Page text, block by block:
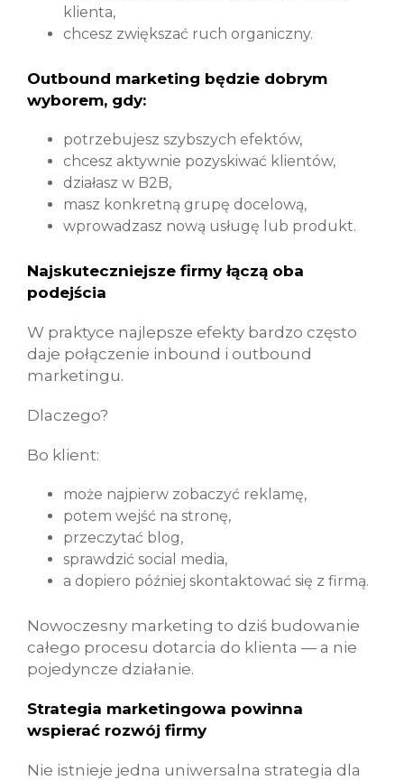
klienta,
chcesz zwiększać ruch organiczny.
Outbound marketing będzie dobrym
wyborem, gdy:
potrzebujesz szybszych efektów,
chcesz aktywnie pozyskiwać klientów,
działasz w B2B,
masz konkretną grupę docelową,
wprowadzasz nową usługę lub produkt.
Najskuteczniejsze firmy łączą oba
podejścia
W praktyce najlepsze efekty bardzo często
daje połączenie inbound i outbound
marketingu.
Dlaczego?
Bo klient:
może najpierw zobaczyć reklamę,
potem wejść na stronę,
przeczytać blog,
sprawdzić social media,
a dopiero później skontaktować się z firmą.
Nowoczesny marketing to dziś budowanie
całego procesu dotarcia do klienta — a nie
pojedyncze działanie.
Strategia marketingowa powinna
wspierać rozwój firmy
Nie istnieje jedna uniwersalna strategia dla